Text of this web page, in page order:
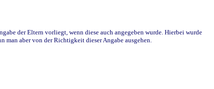
der Eltern vorliegt, wenn diese auch angegeben wurde. Hierbei wurde
aber von der Richtigkeit dieser Angabe ausgehen.